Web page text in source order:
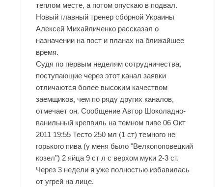
теплом месте, а потом опускаю в подвал.
Новый главный тренер сборной Украины
Алексей Михайличенко рассказал о
назначении на пост и планах на ближайшее
время.
Судя по первым неделям сотрудничества,
поступающие через этот канал заявки
отличаются более высоким качеством
заемщиков, чем по ряду других каналов,
отмечает он. Сообщение Автор Шоколадно-
ванильный крепвиль на темном пиве 06 Окт
2011 19:55 Тесто 250 мл (1 ст) темного не
горького пива (у меня было "Велкопоповецкий
козел") 2 яйца 9 ст л с верхом муки 2-3 ст.
Через 3 недели я уже полностью избавилась
от угрей на лице.